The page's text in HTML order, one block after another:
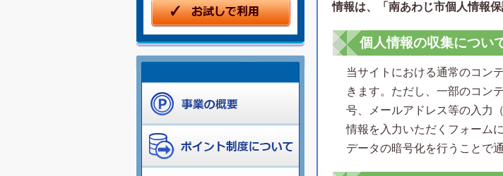
情報は、「南あわじ市個人情報
個人情報の収集につい
当サイトにおける通常のコン
きます。ただし、一部のコン
号、メールアドレス等の入力
情報を入力いただくフォーム
データの暗号化を行うことで